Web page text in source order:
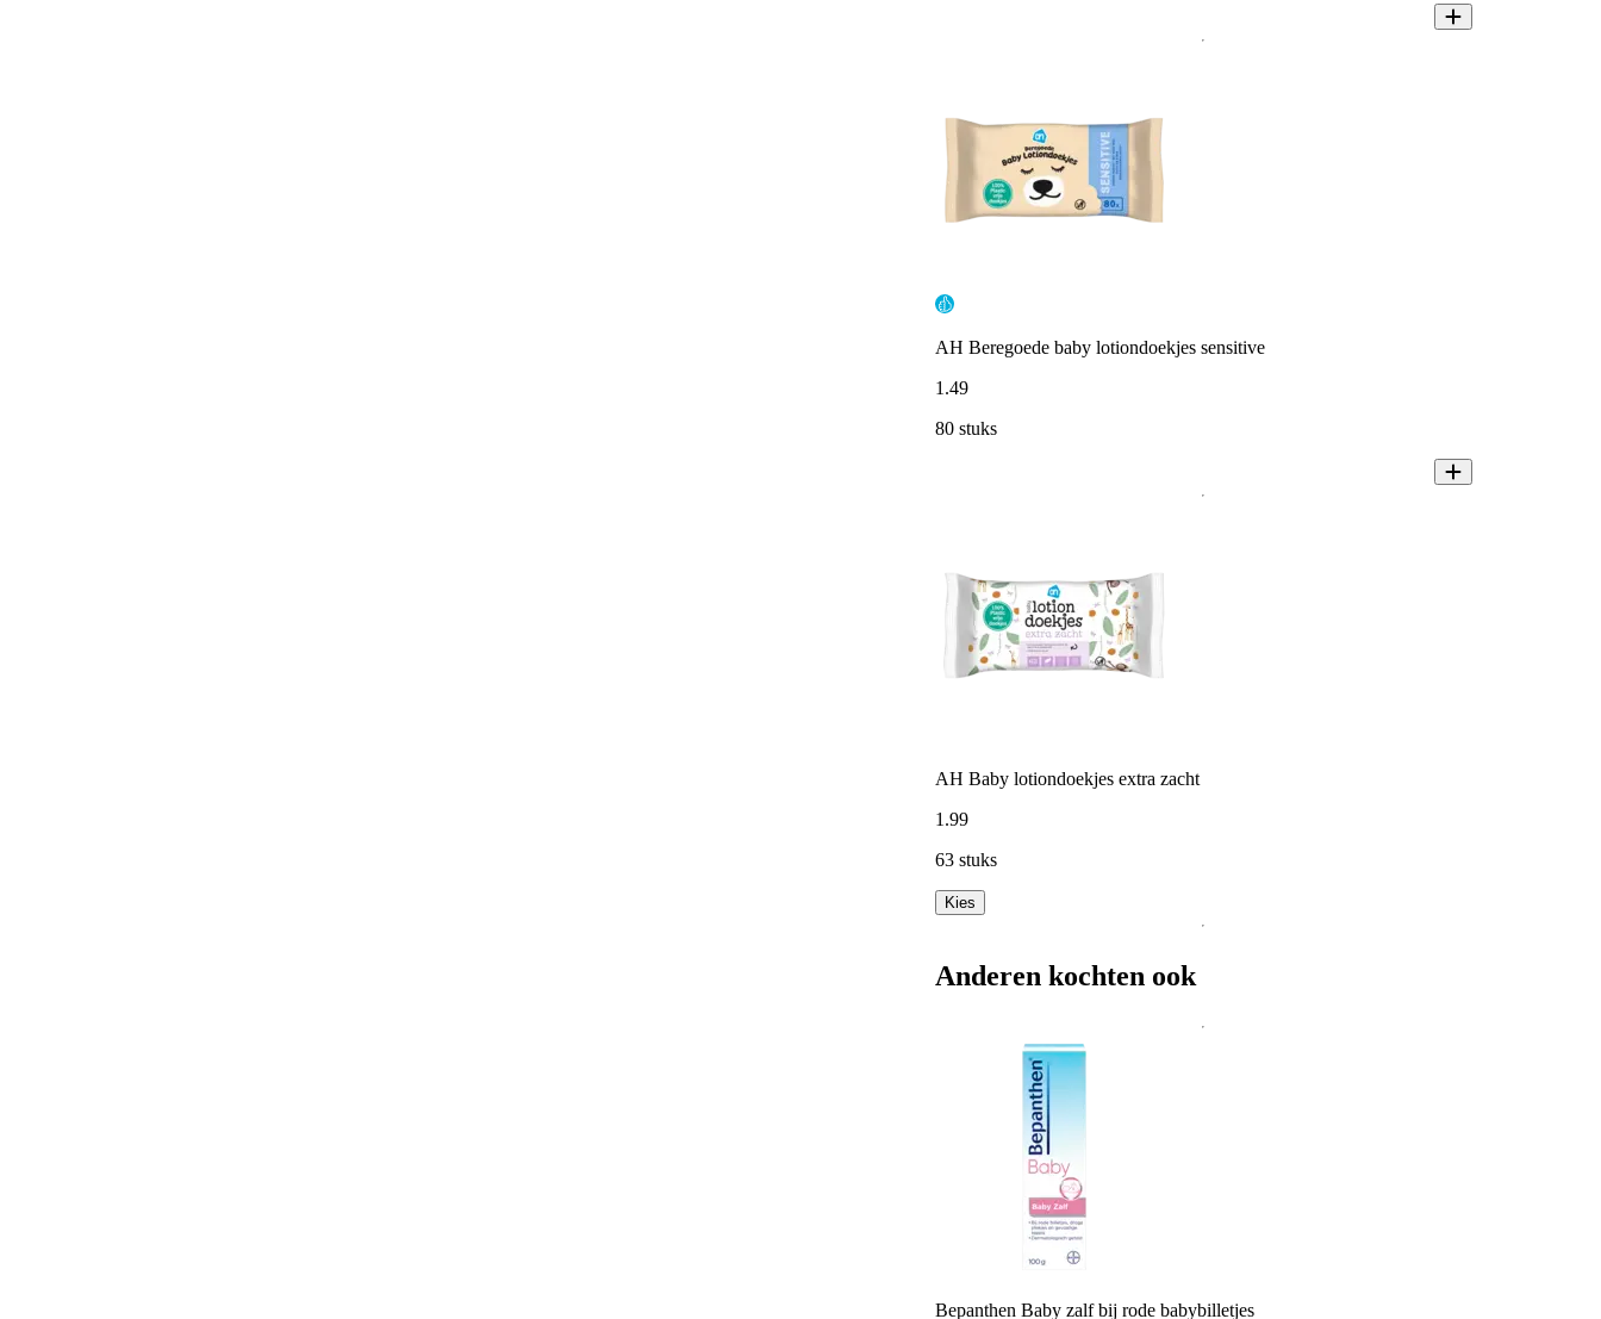
AH Beregoede baby lotiondoekjes sensitive
1 .49
80 stuks
AH Baby lotiondoekjes extra zacht
1 .99
63 stuks
Kies
Anderen kochten ook
Bepanthen Baby zalf bij rode babybilletjes